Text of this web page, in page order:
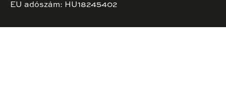
EU adószám: HU18245402